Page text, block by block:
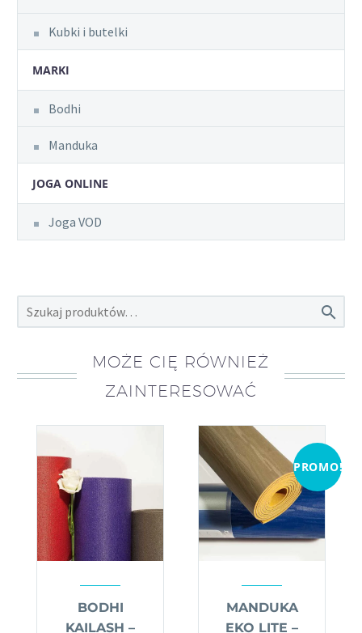
Kubki i butelki
MARKI
Bodhi
Manduka
JOGA ONLINE
Joga VOD

MOŻE CIĘ RÓWNIEŻ
ZAINTERESOWAĆ
BODHI
KAILASH –
PROMO!
MANDUKA
EKO LITE –